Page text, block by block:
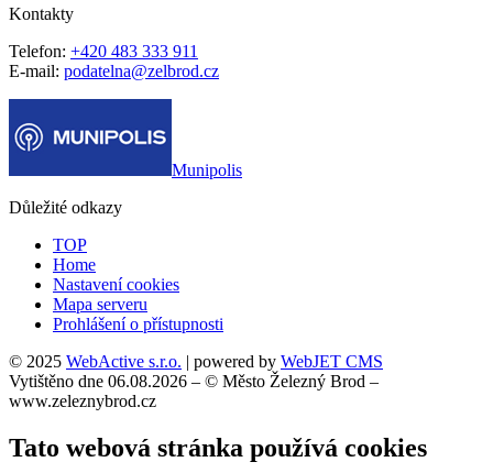
Kontakty
Telefon: +420 483 333 911
E-mail: podatelna@zelbrod.cz
Munipolis
Důležité odkazy
TOP
Home
Nastavení cookies
Mapa serveru
Prohlášení o přístupnosti
© 2025 WebActive s.r.o. | powered by WebJET CMS
Vytištěno dne 06.08.2026 – © Město Železný Brod –
www.zeleznybrod.cz
Tato webová stránka používá cookies